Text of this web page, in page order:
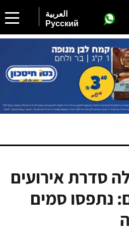
العربية
Русский
סדרת אירועים
נתפסו סמים